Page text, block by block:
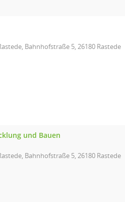
Bahnhofstraße 5, 26180 Rastede
und Bauen
Bahnhofstraße 5, 26180 Rastede